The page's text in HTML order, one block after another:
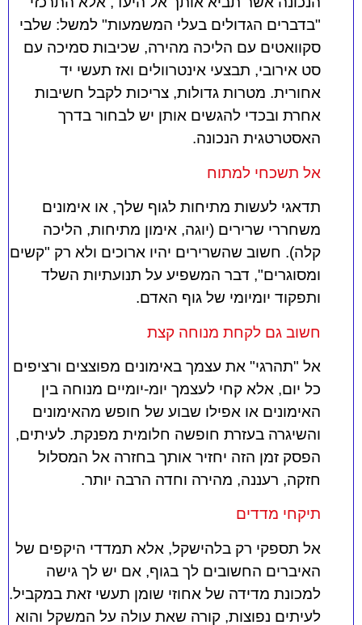
"בדברים הגדולים בעלי המשמעות" למשל: שלבי
סקוואטים עם הליכה מהירה, שכיבות סמיכה עם
סט אירובי, תבצעי אינטרוולים ואז תעשי יד
אחורית. מטרות גדולות, צריכות לקבל חשיבות
אחרת ובכדי להגשים אותן יש לבחור בדרך
האסטרטגית הנכונה.
אל תשכחי למתוח
תדאגי לעשות מתיחות לגוף שלך, או אימונים
משחררי שרירים (יוגה, אימון מתיחות, הליכה
קלה). חשוב שהשרירים יהיו ארוכים ולא רק "קשים
ומסוגרים", דבר המשפיע על תנועתיות השלד
ותפקוד יומיומי של גוף האדם.
חשוב גם לקחת מנוחה קצת
אל "תהרגי" את עצמך באימונים מפוצצים ורציפים
כל יום, אלא קחי לעצמך יומ-יומיים מנוחה בין
האימונים או אפילו שבוע של חופש מהאימונים
והשיגרה בעזרת חופשה חלומית מפנקת. לעיתים,
הפסק זמן הזה יחזיר אותך בחזרה אל המסלול
חזקה, רעננה, מהירה וחדה הרבה יותר.
תיקחי מדדים
אל תספקי רק בלהישקל, אלא תמדדי היקפים של
האיברים החשובים לך בגוף, אם יש לך גישה
למכונת מדידה של אחוזי שומן תעשי זאת במקביל.
לעיתים נפוצות, קורה שאת עולה על המשקל והוא